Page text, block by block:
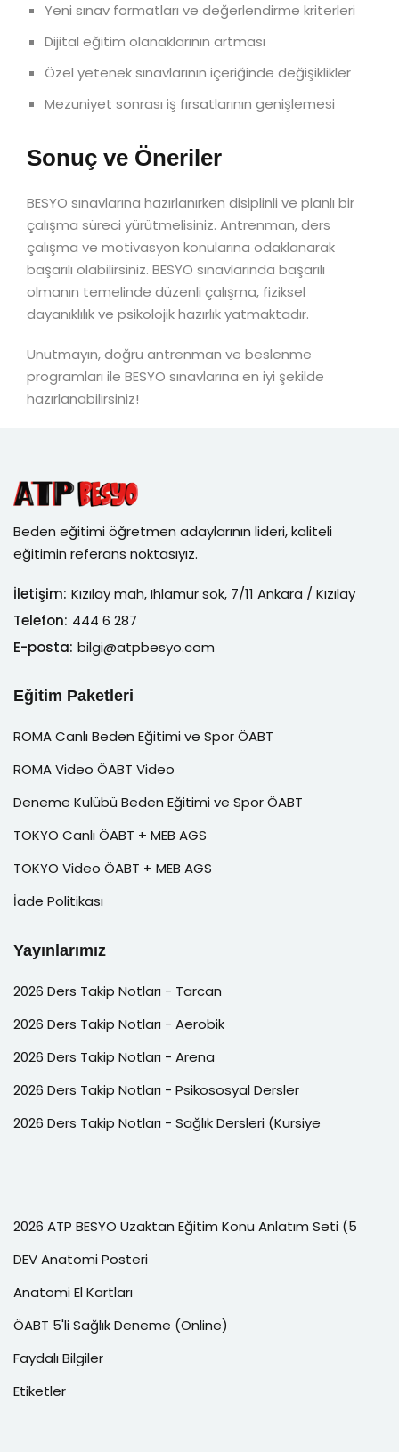
Yeni sınav formatları ve değerlendirme kriterleri
Dijital eğitim olanaklarının artması
Özel yetenek sınavlarının içeriğinde değişiklikler
Mezuniyet sonrası iş fırsatlarının genişlemesi
Sonuç ve Öneriler
BESYO sınavlarına hazırlanırken disiplinli ve planlı bir
çalışma süreci yürütmelisiniz. Antrenman, ders
çalışma ve motivasyon konularına odaklanarak
başarılı olabilirsiniz. BESYO sınavlarında başarılı
olmanın temelinde düzenli çalışma, fiziksel
dayanıklılık ve psikolojik hazırlık yatmaktadır.
Unutmayın, doğru antrenman ve beslenme
programları ile BESYO sınavlarına en iyi şekilde
hazırlanabilirsiniz!
Beden eğitimi öğretmen adaylarının lideri, kaliteli
eğitimin referans noktasıyız.
İletişim: Kızılay mah, Ihlamur sok, 7/11 Ankara / Kızılay
Telefon: 444 6 287
E-posta: bilgi@atpbesyo.com
Eğitim Paketleri
ROMA Canlı Beden Eğitimi ve Spor ÖABT
ROMA Video ÖABT Video
Deneme Kulübü Beden Eğitimi ve Spor ÖABT
TOKYO Canlı ÖABT + MEB AGS
TOKYO Video ÖABT + MEB AGS
İade Politikası
Yayınlarımız
2026 Ders Takip Notları - Tarcan
2026 Ders Takip Notları - Aerobik
2026 Ders Takip Notları - Arena
2026 Ders Takip Notları - Psikososyal Dersler
2026 Ders Takip Notları - Sağlık Dersleri (Kursiye
2026 ATP BESYO Uzaktan Eğitim Konu Anlatım Seti (5
DEV Anatomi Posteri
Anatomi El Kartları
ÖABT 5'li Sağlık Deneme (Online)
Faydalı Bilgiler
Etiketler